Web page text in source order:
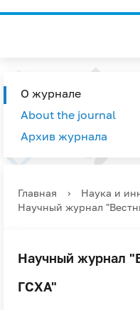
О журнале
About the journal
Архив журнала
Главная › Наука и
Научный журнал
Научный журнал
ГСХА"